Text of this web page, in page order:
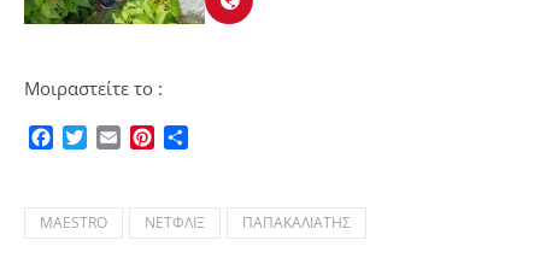
Μοιραστείτε το :
Facebook
TwitterEmailPinterest
MAESTRO ΝΕΤΦΛΙΞ ΠΑΠΑΚΑΛΙΑΤΗΣ